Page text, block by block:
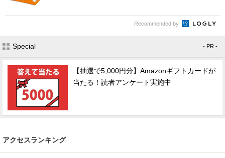
Recommended by
Special - PR -
【抽選で5,000円分】Amazonギフトカードが
当たる！読者アンケート実施中
アクセスランキング